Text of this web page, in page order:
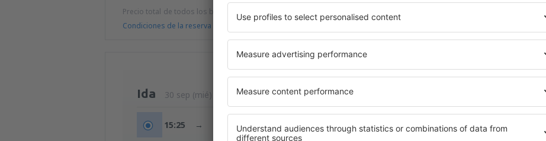
Precio total de todos los billetes (tasa de servicio no incluida EUR
por pasajero)
Condiciones de la reserva
Ida 30 sep (mié)
15:25 → Duración total del viaje: 2h 5min detalles